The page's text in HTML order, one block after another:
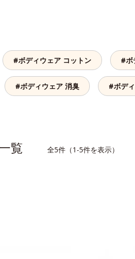
#ボディウェア コットン #ボ
#ボディウェア 消臭 #ボデ
覧 全5件（1-5件を表示）